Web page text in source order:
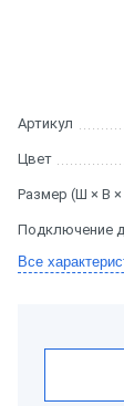
Артикул
Цвет
Размер (Ш × В
Подключение
Все